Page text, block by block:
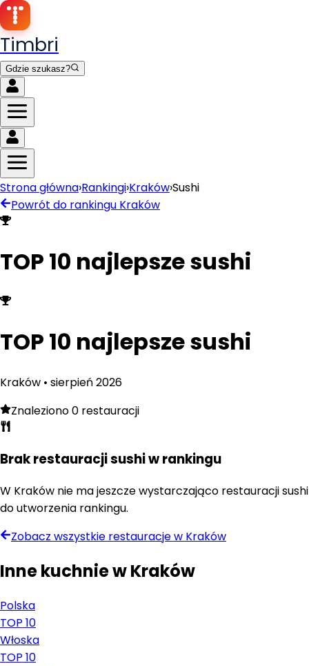
Timbri
Gdzie szukasz?
Strona główna›Rankingi›Kraków›Sushi
Powrót do rankingu Kraków
TOP 10 najlepsze sushi
TOP 10 najlepsze sushi
Kraków • sierpień2026
Znaleziono0 restauracji
Brak restauracjisushiw rankingu
W Kraków nie ma jeszcze wystarczająco restauracjisushi
do utworzenia rankingu.
Zobacz wszystkie restauracje w Kraków
Inne kuchnie wKraków
Polska
TOP 10
Włoska
TOP 10